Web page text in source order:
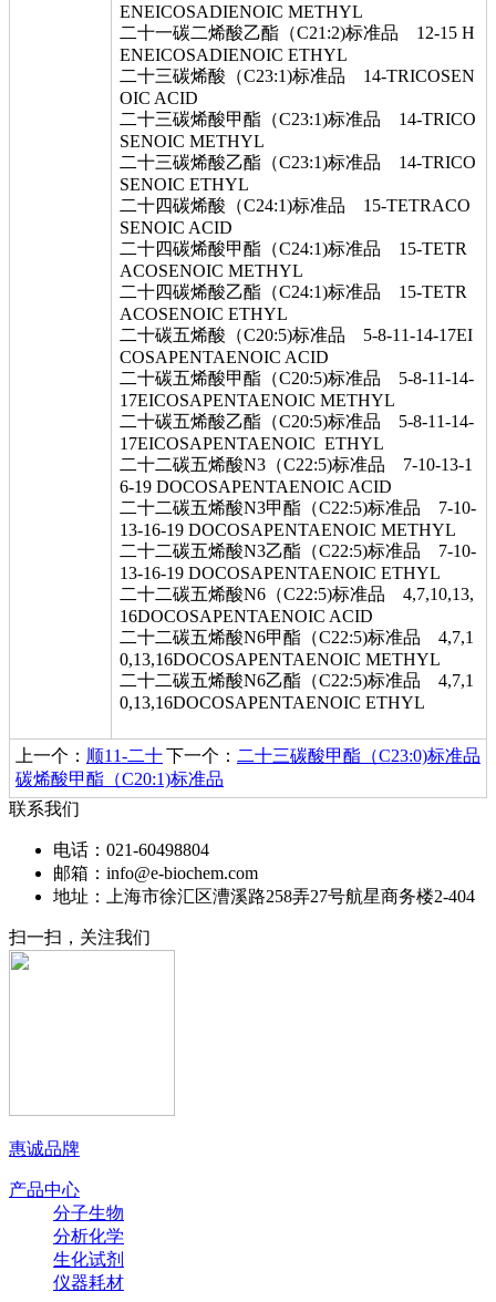
ENEICOSADIENOIC METHYL
二十一碳二烯酸乙酯（C21:2)标准品 12-15 H
ENEICOSADIENOIC ETHYL
二十三碳烯酸（C23:1)标准品 14-TRICOSEN
OIC ACID
二十三碳烯酸甲酯（C23:1)标准品 14-TRICO
SENOIC METHYL
二十三碳烯酸乙酯（C23:1)标准品 14-TRICO
SENOIC ETHYL
二十四碳烯酸（C24:1)标准品 15-TETRACO
SENOIC ACID
二十四碳烯酸甲酯（C24:1)标准品 15-TETR
ACOSENOIC METHYL
二十四碳烯酸乙酯（C24:1)标准品 15-TETR
ACOSENOIC ETHYL
二十碳五烯酸（C20:5)标准品 5-8-11-14-17EI
COSAPENTAENOIC ACID
二十碳五烯酸甲酯（C20:5)标准品 5-8-11-14-
17EICOSAPENTAENOIC METHYL
二十碳五烯酸乙酯（C20:5)标准品 5-8-11-14-
17EICOSAPENTAENOIC ETHYL
二十二碳五烯酸N3（C22:5)标准品 7-10-13-1
6-19 DOCOSAPENTAENOIC ACID
二十二碳五烯酸N3甲酯（C22:5)标准品 7-10-
13-16-19 DOCOSAPENTAENOIC METHYL
二十二碳五烯酸N3乙酯（C22:5)标准品 7-10-
13-16-19 DOCOSAPENTAENOIC ETHYL
二十二碳五烯酸N6（C22:5)标准品 4,7,10,13,
16DOCOSAPENTAENOIC ACID
二十二碳五烯酸N6甲酯（C22:5)标准品 4,7,1
0,13,16DOCOSAPENTAENOIC METHYL
二十二碳五烯酸N6乙酯（C22:5)标准品 4,7,1
0,13,16DOCOSAPENTAENOIC ETHYL
下一个： 二十三碳酸甲酯（C23:0)标准品
上一个： 顺11-二十
碳烯酸甲酯（C20:1)标准品
联系我们
电话：021-60498804
邮箱：info@e-biochem.com
地址：上海市徐汇区漕溪路258弄27号航星商务楼2-404
扫一扫，关注我们
惠诚品牌
产品中心
分子生物
分析化学
生化试剂
仪器耗材